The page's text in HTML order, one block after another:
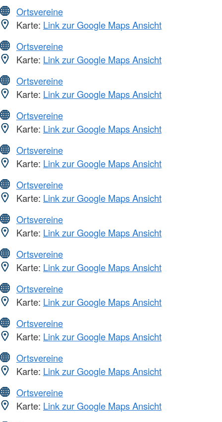
Ortsvereine
Karte: Link zur Google Maps Ansicht
Ortsvereine
Karte: Link zur Google Maps Ansicht
Ortsvereine
Karte: Link zur Google Maps Ansicht
Ortsvereine
Karte: Link zur Google Maps Ansicht
Ortsvereine
Karte: Link zur Google Maps Ansicht
Ortsvereine
Karte: Link zur Google Maps Ansicht
Ortsvereine
Karte: Link zur Google Maps Ansicht
Ortsvereine
Karte: Link zur Google Maps Ansicht
Ortsvereine
Karte: Link zur Google Maps Ansicht
Ortsvereine
Karte: Link zur Google Maps Ansicht
Ortsvereine
Karte: Link zur Google Maps Ansicht
Ortsvereine
Karte: Link zur Google Maps Ansicht